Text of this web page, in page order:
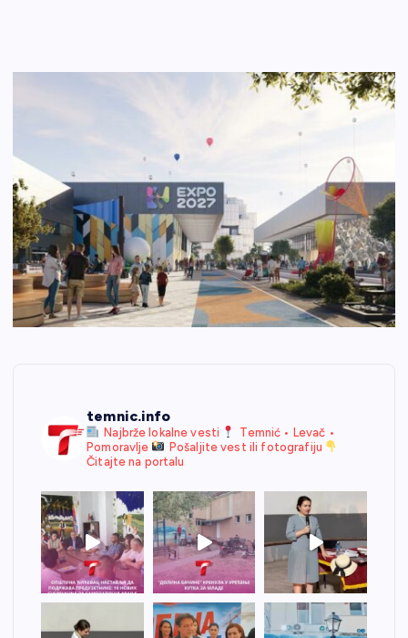
temnic.info
Najbrže lokalne vesti
Temnić • Levač •
Pomoravlje
Pošaljite vest ili fotografiju
Čitajte na portalu